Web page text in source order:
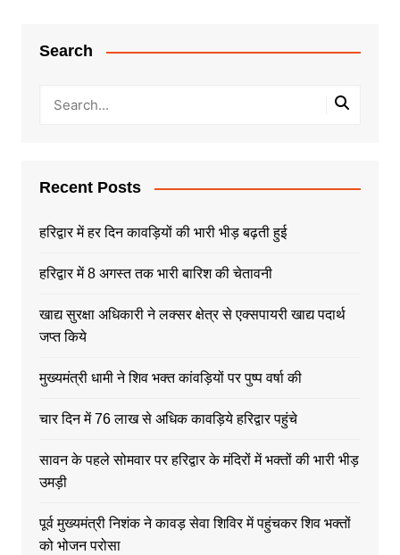
Search
Recent Posts
हरिद्वार में हर दिन कावड़ियों की भारी भीड़ बढ़ती हुई
हरिद्वार में 8 अगस्त तक भारी बारिश की चेतावनी
खाद्य सुरक्षा अधिकारी ने लक्सर क्षेत्र से एक्सपायरी खाद्य पदार्थ
जप्त किये
मुख्यमंत्री धामी ने शिव भक्त कांवड़ियों पर पुष्प वर्षा की
चार दिन में 76 लाख से अधिक कावड़िये हरिद्वार पहुंचे
सावन के पहले सोमवार पर हरिद्वार के मंदिरों में भक्तों की भारी भीड़
उमड़ी
पूर्व मुख्यमंत्री निशंक ने कावड़ सेवा शिविर में पहुंचकर शिव भक्तों
को भोजन परोसा